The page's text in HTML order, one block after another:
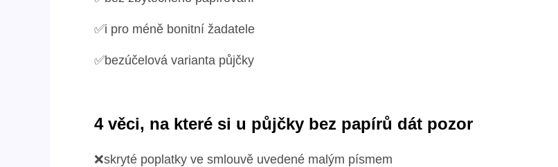
✅i pro méně bonitní žadatele
✅bezúčelová varianta půjčky
4 věci, na které si u půjčky bez papírů dát pozor
❌skryté poplatky ve smlouvě uvedené malým písmem